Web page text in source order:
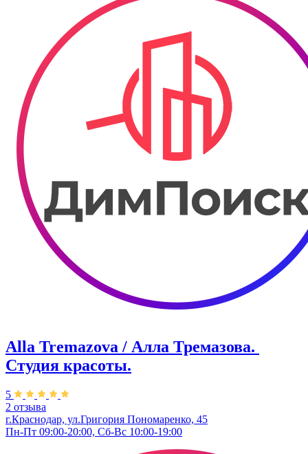
Alla Tremazova / Алла Тремазова. ​
Студия красоты.
5
2 отзыва
г.Краснодар, ул.​Григория Пономаренко, 45
Пн-Пт 09:00-20:00, Сб-Вс 10:00-19:00